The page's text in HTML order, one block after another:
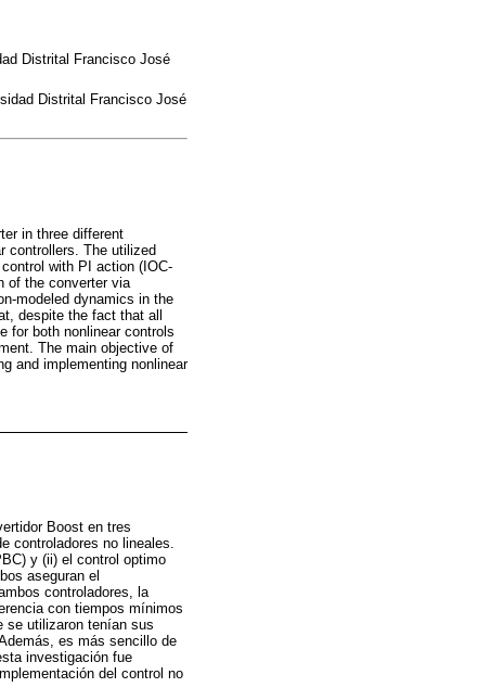
Distrital Francisco José
Distrital Francisco José
in three different
controllers. The utilized
with PI action (IOC-
of the converter via
modeled dynamics in the
despite the fact that all
for both nonlinear controls
The main objective of
and implementing nonlinear
Boost en tres
controladores no lineales.
y (ii) el control optimo
aseguran el
controladores, la
con tiempos mínimos
se utilizaron tenían sus
es más sencillo de
investigación fue
del control no